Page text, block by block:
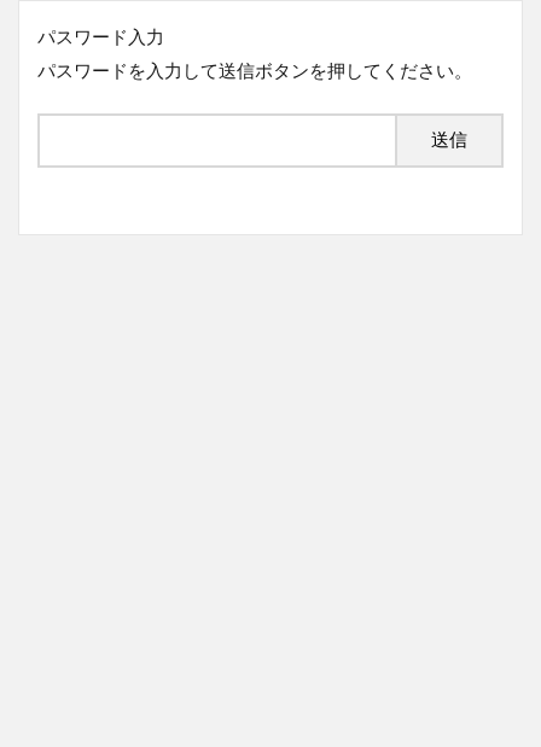
パスワード入力
パスワードを入力して送信ボタンを押してください。